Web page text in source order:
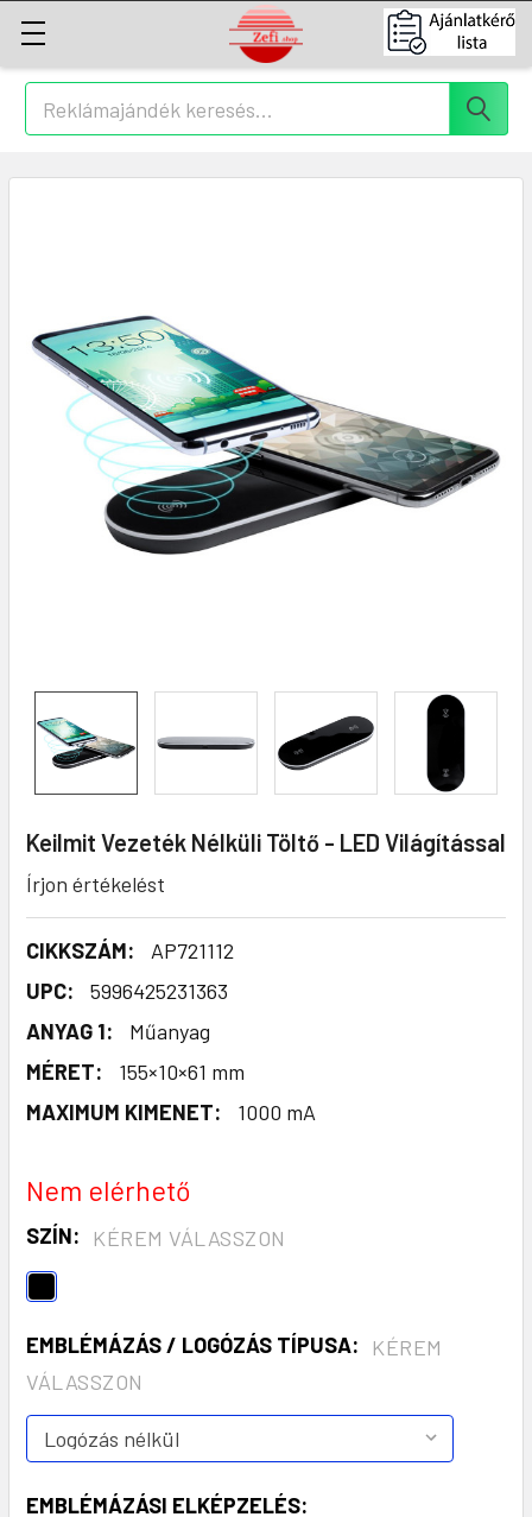
Keresés
Keilmit Vezeték Nélküli Töltő - LED Világítással
Írjon értékelést
CIKKSZÁM:
AP721112
UPC:
5996425231363
ANYAG 1:
Műanyag
MÉRET:
155×10×61 mm
MAXIMUM KIMENET:
1000 mA
Nem elérhető
SZÍN: KÉREM VÁLASSZON
EMBLÉMÁZÁS / LOGÓZÁS TÍPUSA:
KÉREM
VÁLASSZON
EMBLÉMÁZÁSI ELKÉPZELÉS: